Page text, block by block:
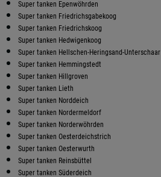
Super tanken Epenwöhrden
Super tanken Friedrichsgabekoog
Super tanken Friedrichskoog
Super tanken Hedwigenkoog
Super tanken Hellschen-Heringsand-Unterschaar
Super tanken Hemmingstedt
Super tanken Hillgroven
Super tanken Lieth
Super tanken Norddeich
Super tanken Nordermeldorf
Super tanken Norderwöhrden
Super tanken Oesterdeichstrich
Super tanken Oesterwurth
Super tanken Reinsbüttel
Super tanken Süderdeich